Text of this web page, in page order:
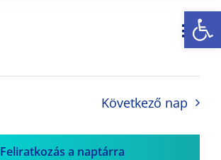
Nap
Következő nap
Feliratkozás a naptárra